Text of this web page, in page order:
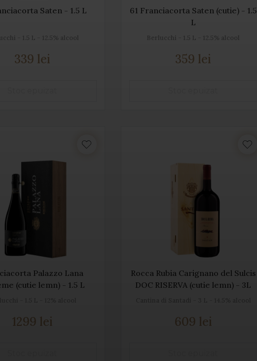
Saten - 1.5 L
- 1.5 L - 12.5% alcool
339 lei
61 Franciacorta Saten (cutie) - 1.5
L
Berlucchi - 1.5 L - 12.5% alcool
359 lei
Palazzo Lana
(cutie lemn) - 1.5 L
1299 lei
Rocca Rubia Carignano del Sulcis
DOC RISERVA (cutie lemn) - 3L
609 lei